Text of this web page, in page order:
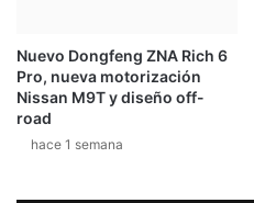
Nuevo Dongfeng ZNA Rich 6
Pro, nueva motorización
Nissan M9T y diseño off-
road
hace 1 semana